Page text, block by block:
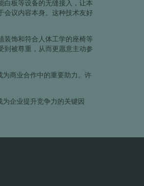
白板等设备的无缝接入，让本
会议内容本身。这种技术友好
装饰和符合人体工学的座椅等
到被尊重，从而更愿意主动参
商业合作中的重要助力。许
企业提升竞争力的关键因